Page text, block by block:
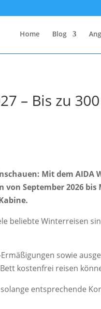
Home Blog
– Bis zu
Mit dem AIDA
September 2026 bis
beliebte Winterreisen
sowie
kostenfrei reisen
entsprechende